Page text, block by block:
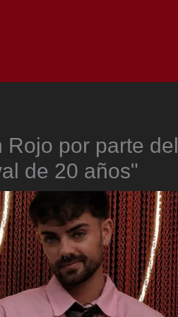
Rojo por parte del
de 20 años"